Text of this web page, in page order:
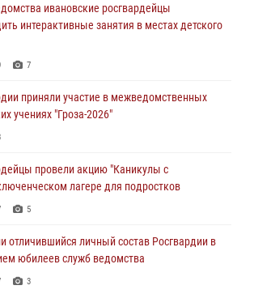
ивановские росгвардейцы
интерактивные занятия в местах детского
7
приняли участие в межведомственных
учениях "Гроза-2026"
провели акцию "Каникулы с
лагере для подростков
5
отличившийся личный состав Росгвардии в
юбилеев служб ведомства
3